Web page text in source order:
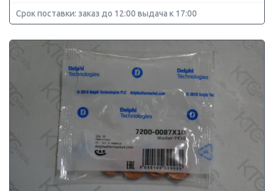
Срок поставки: заказ до 12:00 выдача к 17:00